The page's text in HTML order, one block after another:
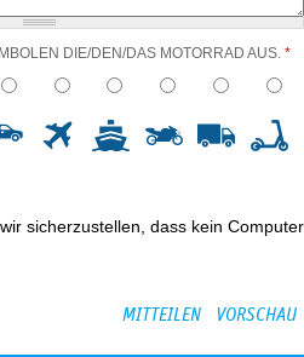
DIE/DEN/DAS MOTORRAD AUS. *
sicherzustellen, dass kein Computer